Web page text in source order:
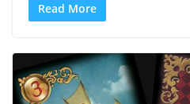
Read More